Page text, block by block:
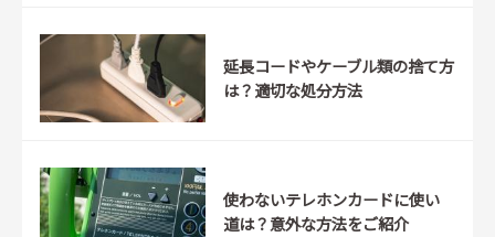
延長コードやケーブル類の捨て方
は？適切な処分方法
使わないテレホンカードに使い
道は？意外な方法をご紹介